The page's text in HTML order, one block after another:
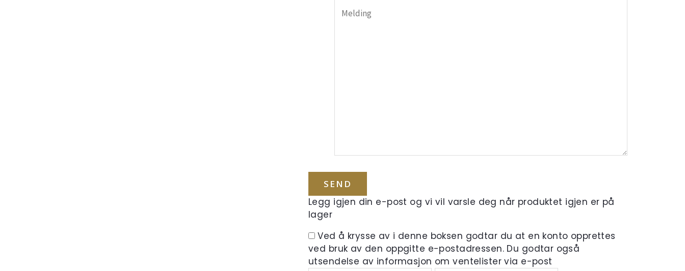
Legg igjen din e-post og vi vil varsle deg når produktet igjen er på
lager
Ved å krysse av i denne boksen godtar du at en konto opprettes
ved bruk av den oppgitte e-postadressen. Du godtar også
utsendelse av informasjon om ventelister via e-post